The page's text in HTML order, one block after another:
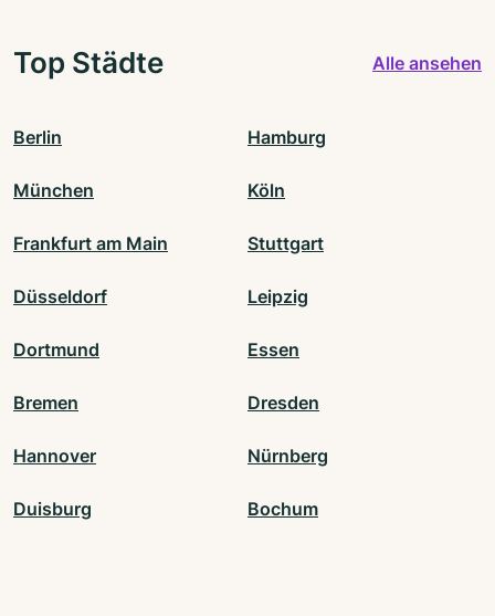
Top Städte Alle ansehen
Berlin Hamburg
München Köln
Frankfurt am Main Stuttgart
Düsseldorf Leipzig
Dortmund Essen
Bremen Dresden
Hannover Nürnberg
Duisburg Bochum